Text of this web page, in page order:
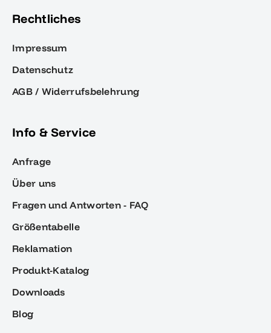
Rechtliches
Impressum
Datenschutz
AGB / Widerrufsbelehrung
Info & Service
Anfrage
Über uns
Fragen und Antworten - FAQ
Größentabelle
Reklamation
Produkt-Katalog
Downloads
Blog